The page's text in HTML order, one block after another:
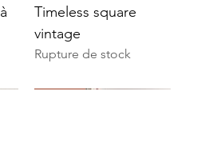
Timeless square
vintage
Rupture de stock